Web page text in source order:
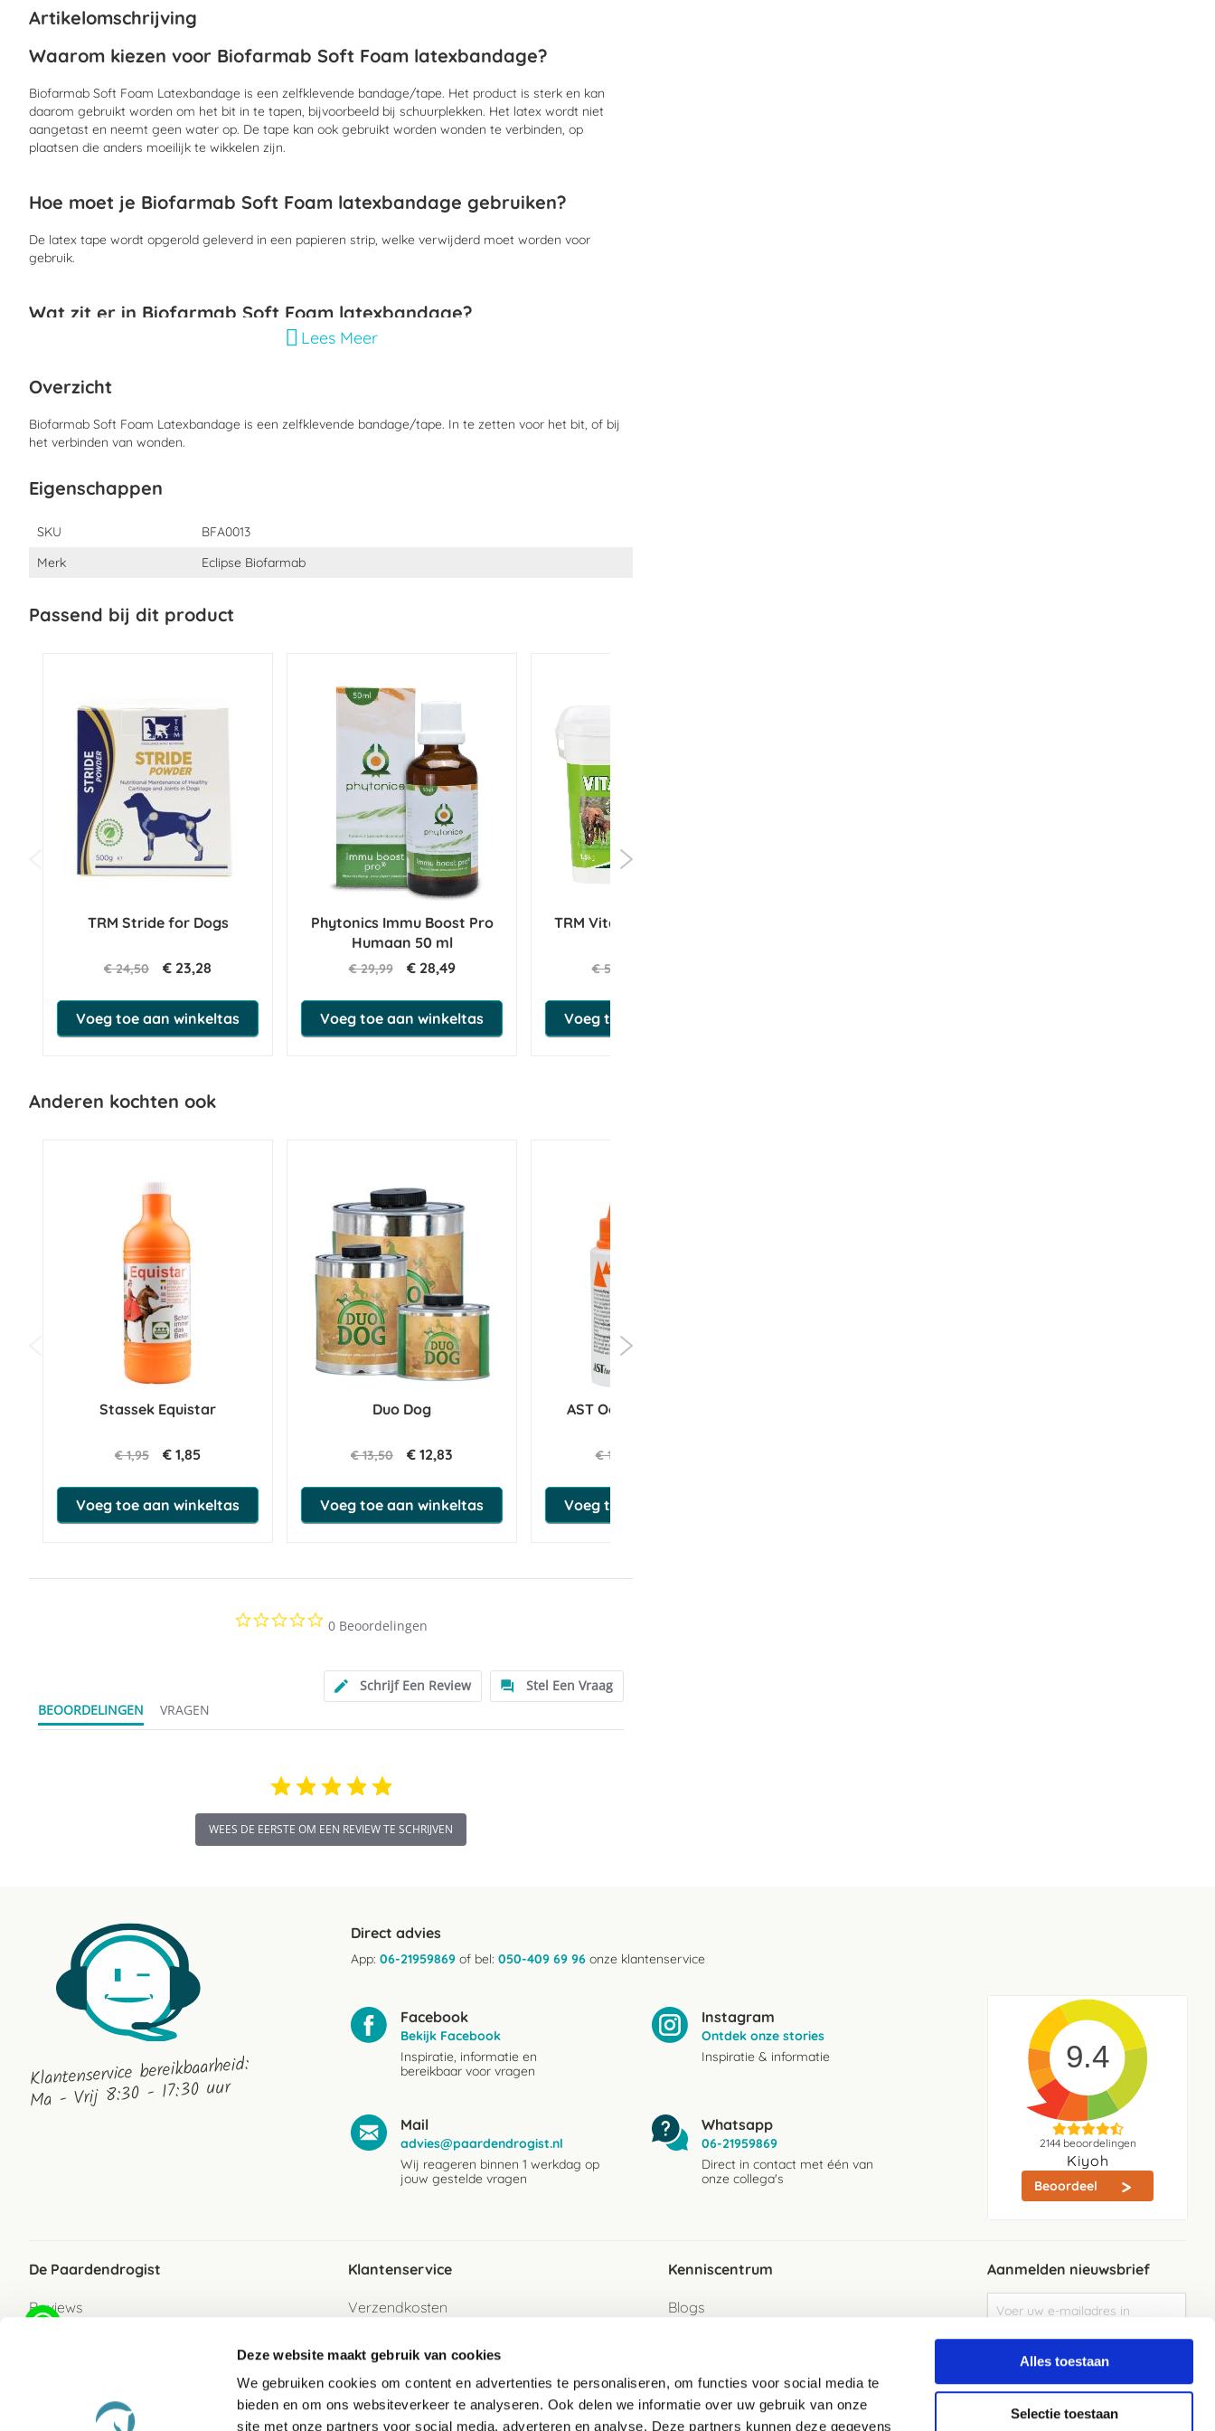
Deze website maakt gebruik van cookies
We gebruiken cookies om content en advertenties te personaliseren, om functies voor social media te
bieden en om ons websiteverkeer te analyseren. Ook delen we informatie over uw gebruik van onze
site met onze partners voor social media, adverteren en analyse. Deze partners kunnen deze gegevens
Alles toestaan
Selectie toestaan
van
afbeeldingen-
Artikelomschrijving
Waarom kiezen voor Biofarmab Soft Foam latexbandage?
Biofarmab Soft Foam Latexbandage is een zelfklevende bandage/tape. Het product is sterk en kan
daarom gebruikt worden om het bit in te tapen, bijvoorbeeld bij schuurplekken. Het latex wordt niet
aangetast en neemt geen water op. De tape kan ook gebruikt worden wonden te verbinden, op
plaatsen die anders moeilijk te wikkelen zijn.
Hoe moet je Biofarmab Soft Foam latexbandage gebruiken?
De latex tape wordt opgerold geleverd in een papieren strip, welke verwijderd moet worden voor
gebruik.
Wat zit er in Biofarmab Soft Foam latexbandage?
Lees Meer
Overzicht
Biofarmab Soft Foam Latexbandage is een zelfklevende bandage/tape. In te zetten voor het bit, of bij
het verbinden van wonden.
Eigenschappen
Eigenschappen
SKU
BFA0013
Merk
Eclipse Biofarmab
Passend bij dit product
TRM Stride for Dogs
€ 24,50 € 23,28
Voeg toe aan winkeltas
Phytonics Immu Boost Pro
Humaan 50 ml
€ 29,99 € 28,49
Voeg toe aan winkeltas
TRM Vitamin-E 2000 1,5 kg
€ 50,50
Voeg toe aan winkeltas
Anderen kochten ook
Stassek Equistar
€ 1,95 € 1,85
Voeg toe aan winkeltas
Duo Dog
€ 13,50 € 12,83
Voeg toe aan winkeltas
AST Oorreiniger 120 ml
€ 15,75
Voeg toe aan winkeltas
0.0
star
0 Beoordelingen
Schrijf Een Review
Stel Een Vraag
BEOORDELINGEN
VRAGEN
WEES DE EERSTE OM EEN REVIEW TE SCHRIJVEN
Klantenservice bereikbaarheid:
Ma - Vrij 8:30 - 17:30 uur
Direct advies
App: 06-21959869 of bel: 050-409 69 96 onze klantenservice
Facebook
Bekijk Facebook
Inspiratie, informatie en
bereikbaar voor vragen
Instagram
Ontdek onze stories
Inspiratie & informatie
Mail
advies@paardendrogist.nl
Wij reageren binnen 1 werkdag op
jouw gestelde vragen
Whatsapp
06-21959869
Direct in contact met één van
onze collega's
9.4
2144beoordelingen
Kiyoh
Beoordeel
De Paardendrogist
Reviews
Klantenservice
Verzendkosten
Betaalwijzen
Retour
Retour sturen als gast
Kenniscentrum
Blogs
Aanmelden nieuwsbrief
u
op
Elke week de beste acties en het laaste